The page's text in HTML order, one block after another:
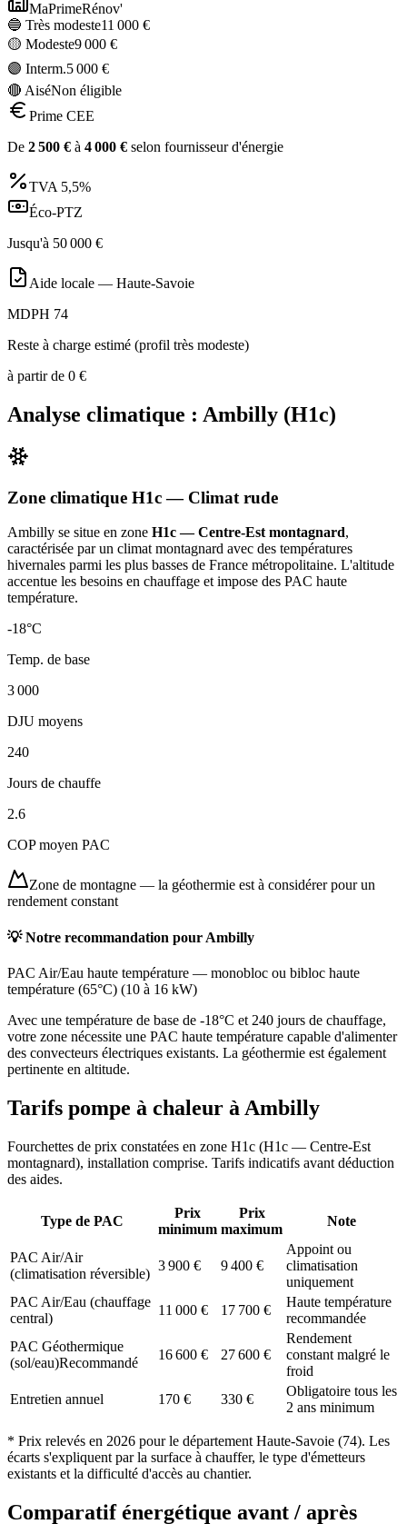
MaPrimeRénov'
🔵 Très modeste11 000 €
🟡 Modeste9 000 €
🟣 Interm.5 000 €
🔴 AiséNon éligible
Prime CEE
De 2 500 € à 4 000 € selon fournisseur d'énergie
TVA 5,5%
Éco-PTZ
Jusqu'à 50 000 €
Aide locale — Haute-Savoie
MDPH 74
Reste à charge estimé (profil très modeste)
à partir de 0 €
Analyse climatique : Ambilly (H1c)
Zone climatique H1c— Climat rude
Ambilly se situe en zone H1c — Centre-Est montagnard,
caractérisée par un climat montagnard avec des températures
hivernales parmi les plus basses de France métropolitaine. L'altitude
accentue les besoins en chauffage et impose des PAC haute
température.
-18°C
Temp. de base
3 000
DJU moyens
240
Jours de chauffe
2.6
COP moyen PAC
Zone de montagne — la géothermie est à considérer pour un
rendement constant
💡 Notre recommandation pour Ambilly
PAC Air/Eau haute température — monobloc ou bibloc haute
température (65°C) (10 à 16 kW)
Avec une température de base de -18°C et 240 jours de chauffage,
votre zone nécessite une PAC haute température capable d'alimenter
des convecteurs électriques existants. La géothermie est également
pertinente en altitude.
Tarifs pompe à chaleur à Ambilly
Fourchettes de prix constatées en zone H1c (H1c — Centre-Est
montagnard), installation comprise. Tarifs indicatifs avant déduction
des aides.
Type de PAC
Prix
minimum
Prix
maximum
Note
PAC Air/Air
(climatisation réversible)
3 900 € 9 400 €
Appoint ou
climatisation
uniquement
PAC Air/Eau (chauffage
central)
11 000 € 17 700 €
Haute température
recommandée
PAC Géothermique
(sol/eau)Recommandé
16 600 € 27 600 €
Rendement
constant malgré le
froid
Entretien annuel
170 € 330 €
Obligatoire tous les
2 ans minimum
* Prix relevés en 2026 pour le département Haute-Savoie (74). Les
écarts s'expliquent par la surface à chauffer, le type d'émetteurs
existants et la difficulté d'accès au chantier.
Comparatif énergétique avant / après